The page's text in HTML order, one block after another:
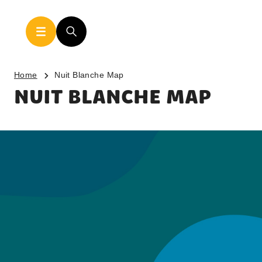
Home Nuit Blanche Map
NUIT BLANCHE MAP